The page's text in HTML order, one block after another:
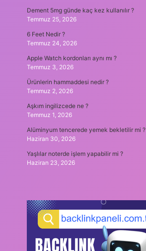
Dement 5mg günde kaç kez kullanılır ?
Temmuz 25, 2026
6 Feet Nedir ?
Temmuz 24, 2026
Apple Watch kordonları aynı mı ?
Temmuz 3, 2026
Ürünlerin hammaddesi nedir ?
Temmuz 2, 2026
Aşkım ingilizcede ne ?
Temmuz 1, 2026
Alüminyum tencerede yemek bekletilir mi ?
Haziran 30, 2026
Yaşlılar noterde işlem yapabilir mi ?
Haziran 23, 2026